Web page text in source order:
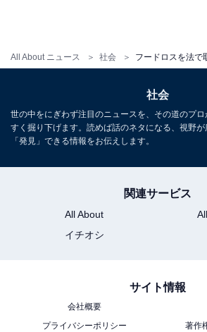
All About ニュース 社会
5位 ドイツ 136 kg
6位 日本 133.6 kg
8位 中国 75.74 kg
ち最も少なくなっています。
https://www.maff.go.jp/j/pr/aff/
社会
世の中をにぎわず注目のニュースを、その道のプ
すく掘り下げます。読めば話のネタになる、視野
「発見」できる情報をお伝えします。
関連サービス
All About
イチオシ
サイト情報
会社概要
プライバシーポリシー
著作